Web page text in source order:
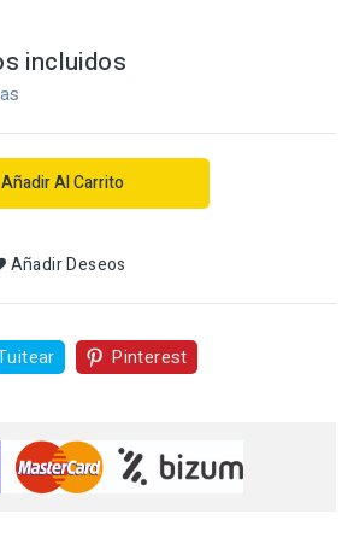
incluidos
Añadir Al Carrito
Añadir Deseos
Pinterest